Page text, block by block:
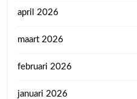
april 2026
maart 2026
februari 2026
januari 2026